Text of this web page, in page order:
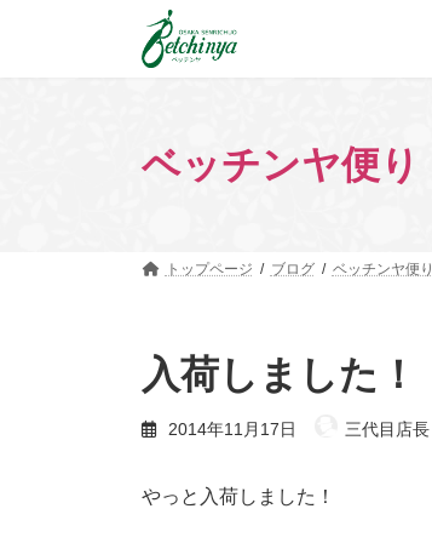
ベッチンヤ便り
トップページ ブログ ベッチンヤ便り
入荷しました！
2014年11月17日 三代目店長
やっと入荷しました！